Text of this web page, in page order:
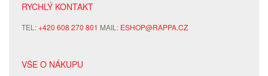
RYCHLÝ KONTAKT
TEL:+420 608 270 801 MAIL: ESHOP@RAPPA.CZ
VŠE O NÁKUPU